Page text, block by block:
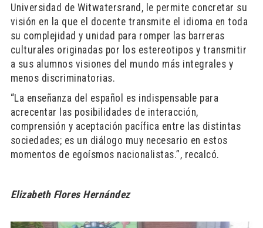
Universidad de Witwatersrand, le permite concretar su
visión en la que el docente transmite el idioma en toda
su complejidad y unidad para romper las barreras
culturales originadas por los estereotipos y transmitir
a sus alumnos visiones del mundo más integrales y
menos discriminatorias.
“La enseñanza del español es indispensable para
acrecentar las posibilidades de interacción,
comprensión y aceptación pacífica entre las distintas
sociedades; es un diálogo muy necesario en estos
momentos de egoísmos nacionalistas.”, recalcó.
Elizabeth Flores Hernández